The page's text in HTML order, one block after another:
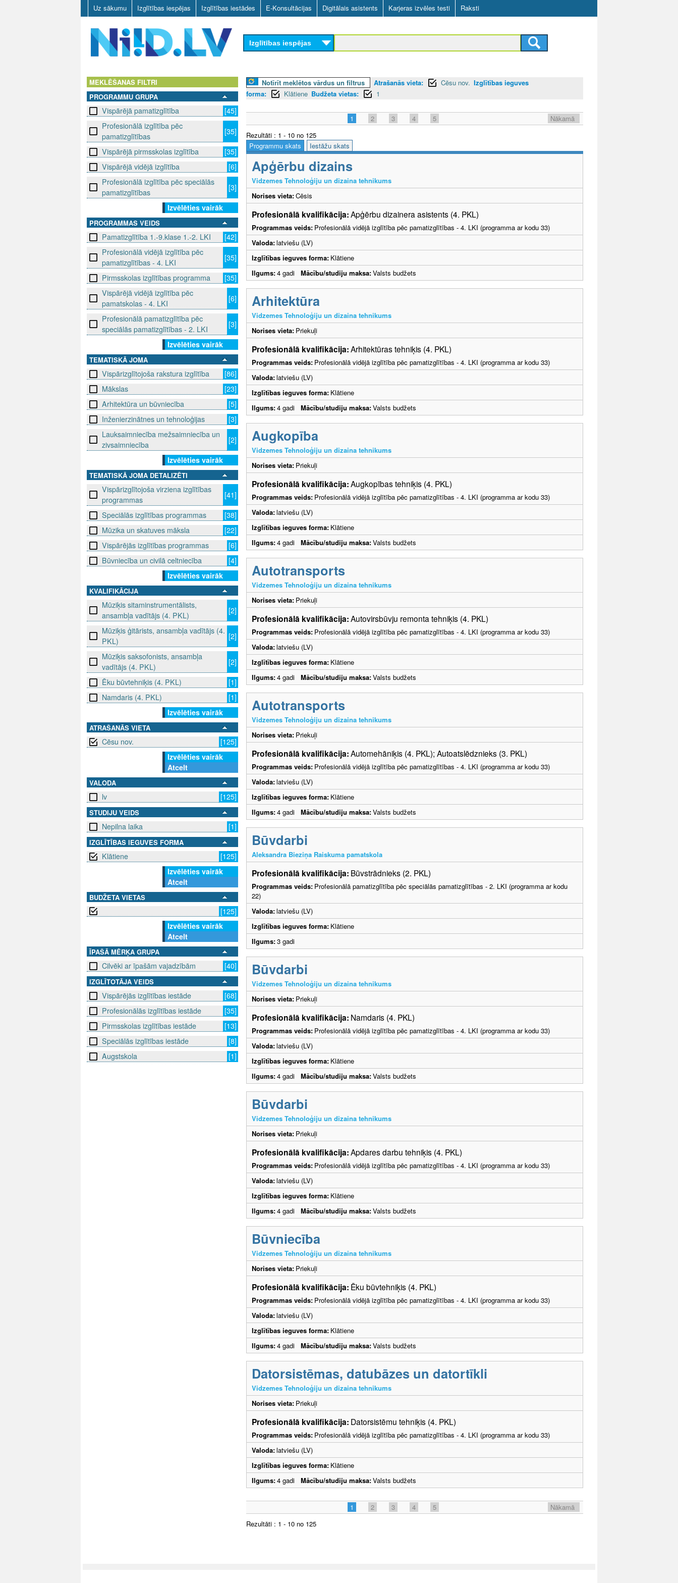
Skip
to
main
content
Uz sākumu Izglītības iespējas Izglītības iestādes E-Konsultācijas Digitālais asistents Karjeras izvēles testi Raksti
D
Izglītības iespējas
MEKLĒŠANAS FILTRI
PROGRAMMU GRUPA
Vispārējā pamatizglītība
[45]
Profesionālā izglītība pēc
pamatizglītības
[35]
Vispārējā pirmsskolas izglītība
[35]
Vispārējā vidējā izglītība
[6]
Profesionālā izglītība pēc speciālās
pamatizglītības
[3]
Izvēlēties vairāk
PROGRAMMAS VEIDS
Pamatizglītība 1.-9.klase 1.-2. LKI
[42]
Profesionālā vidējā izglītība pēc
pamatizglītības - 4. LKI
[35]
Pirmsskolas izglītības programma
[35]
Vispārējā vidējā izglītība pēc
pamatskolas - 4. LKI
[6]
Profesionālā pamatizglītība pēc
speciālās pamatizglītības - 2. LKI
[3]
Izvēlēties vairāk
TEMATISKĀ JOMA
Vispārizglītojoša rakstura izglītība
[86]
Mākslas
[23]
Arhitektūra un būvniecība
[5]
Inženierzinātnes un tehnoloģijas
[3]
Lauksaimniecība mežsaimniecība un
zivsaimniecība
[2]
Izvēlēties vairāk
TEMATISKĀ JOMA DETALIZĒTI
Vispārizglītojoša virziena izglītības
programmas
[41]
Speciālās izglītības programmas
[38]
Mūzika un skatuves māksla
[22]
Vispārējās izglītības programmas
[6]
Būvniecība un civilā celtniecība
[4]
Izvēlēties vairāk
KVALIFIKĀCIJA
Mūziķis sitaminstrumentālists,
ansambļa vadītājs (4. PKL)
[2]
Mūziķis ģitārists, ansambļa vadītājs (4.
PKL)
[2]
Mūziķis saksofonists, ansambļa
vadītājs (4. PKL)
[2]
Ēku būvtehniķis (4. PKL)
[1]
Namdaris (4. PKL)
[1]
Izvēlēties vairāk
ATRAŠANĀS VIETA
Cēsu nov.
[125]
Izvēlēties vairāk
Atcelt
VALODA
lv [125]
STUDIJU VEIDS
Nepilna laika [1]
IZGLĪTĪBAS IEGUVES FORMA
Klātiene
[125]
Izvēlēties vairāk
Atcelt
BUDŽETA VIETAS
[125]
Izvēlēties vairāk
Atcelt
ĪPAŠĀ MĒRĶA GRUPA
Cilvēki ar īpašām vajadzībām [40]
IZGLĪTOTĀJA VEIDS
Vispārējās izglītības iestāde
[68]
Profesionālās izglītības iestāde
[35]
Pirmsskolas izglītības iestāde
[13]
Speciālās izglītības iestāde
[8]
Augstskola
[1]
Notīrīt meklētos vārdus un filtrus Atrašanās vieta: Cēsu nov. Izglītības ieguves
forma:
Klātiene Budžeta vietas: 1
1 2 3 4 5
Nākamā
Rezultāti : 1 - 10 no 125
Programmu skats
Iestāžu skats
Apģērbu dizains
Vidzemes Tehnoloģiju un dizaina tehnikums
Norises vieta:Cēsis
Profesionālā kvalifikācija:Apģērbu dizainera asistents (4. PKL)
Programmas veids: Profesionālā vidējā izglītība pēc pamatizglītības - 4. LKI (programma ar kodu 33)
Valoda:latviešu (LV)
Izglītības ieguves forma: Klātiene
Ilgums:4 gadi Mācību/studiju maksa:Valsts budžets
Arhitektūra
Vidzemes Tehnoloģiju un dizaina tehnikums
Norises vieta: Priekuļi
Profesionālā kvalifikācija:Arhitektūras tehniķis (4. PKL)
Programmas veids: Profesionālā vidējā izglītība pēc pamatizglītības - 4. LKI (programma ar kodu 33)
Valoda:latviešu (LV)
Izglītības ieguves forma: Klātiene
Ilgums:4 gadi Mācību/studiju maksa:Valsts budžets
Augkopība
Vidzemes Tehnoloģiju un dizaina tehnikums
Norises vieta: Priekuļi
Profesionālā kvalifikācija:Augkopības tehniķis (4. PKL)
Programmas veids: Profesionālā vidējā izglītība pēc pamatizglītības - 4. LKI (programma ar kodu 33)
Valoda:latviešu (LV)
Izglītības ieguves forma: Klātiene
Ilgums:4 gadi Mācību/studiju maksa:Valsts budžets
Autotransports
Vidzemes Tehnoloģiju un dizaina tehnikums
Norises vieta: Priekuļi
Profesionālā kvalifikācija:Autovirsbūvju remonta tehniķis (4. PKL)
Programmas veids: Profesionālā vidējā izglītība pēc pamatizglītības - 4. LKI (programma ar kodu 33)
Valoda:latviešu (LV)
Izglītības ieguves forma: Klātiene
Ilgums:4 gadi Mācību/studiju maksa:Valsts budžets
Autotransports
Vidzemes Tehnoloģiju un dizaina tehnikums
Norises vieta: Priekuļi
Profesionālā kvalifikācija:Automehāniķis (4. PKL); Autoatslēdznieks (3. PKL)
Programmas veids: Profesionālā vidējā izglītība pēc pamatizglītības - 4. LKI (programma ar kodu 33)
Valoda:latviešu (LV)
Izglītības ieguves forma: Klātiene
Ilgums:4 gadi Mācību/studiju maksa:Valsts budžets
Būvdarbi
Aleksandra Bieziņa Raiskuma pamatskola
Profesionālā kvalifikācija: Būvstrādnieks (2. PKL)
Programmas veids: Profesionālā pamatizglītība pēc speciālās pamatizglītības - 2. LKI (programma ar kodu
22)
Valoda:latviešu (LV)
Izglītības ieguves forma: Klātiene
Ilgums:3 gadi
Būvdarbi
Vidzemes Tehnoloģiju un dizaina tehnikums
Norises vieta: Priekuļi
Profesionālā kvalifikācija: Namdaris (4. PKL)
Programmas veids: Profesionālā vidējā izglītība pēc pamatizglītības - 4. LKI (programma ar kodu 33)
Valoda:latviešu (LV)
Izglītības ieguves forma: Klātiene
Ilgums:4 gadi Mācību/studiju maksa:Valsts budžets
Būvdarbi
Vidzemes Tehnoloģiju un dizaina tehnikums
Norises vieta: Priekuļi
Profesionālā kvalifikācija:Apdares darbu tehniķis (4. PKL)
Programmas veids: Profesionālā vidējā izglītība pēc pamatizglītības - 4. LKI (programma ar kodu 33)
Valoda:latviešu (LV)
Izglītības ieguves forma: Klātiene
Ilgums:4 gadi Mācību/studiju maksa:Valsts budžets
Būvniecība
Vidzemes Tehnoloģiju un dizaina tehnikums
Norises vieta: Priekuļi
Profesionālā kvalifikācija: Ēku būvtehniķis (4. PKL)
Programmas veids: Profesionālā vidējā izglītība pēc pamatizglītības - 4. LKI (programma ar kodu 33)
Valoda:latviešu (LV)
Izglītības ieguves forma: Klātiene
Ilgums:4 gadi Mācību/studiju maksa:Valsts budžets
Datorsistēmas, datubāzes un datortīkli
Vidzemes Tehnoloģiju un dizaina tehnikums
Norises vieta: Priekuļi
Profesionālā kvalifikācija: Datorsistēmu tehniķis (4. PKL)
Programmas veids: Profesionālā vidējā izglītība pēc pamatizglītības - 4. LKI (programma ar kodu 33)
Valoda:latviešu (LV)
Izglītības ieguves forma: Klātiene
Ilgums:4 gadi Mācību/studiju maksa:Valsts budžets
1 2 3 4 5
Nākamā
Rezultāti : 1 - 10 no 125